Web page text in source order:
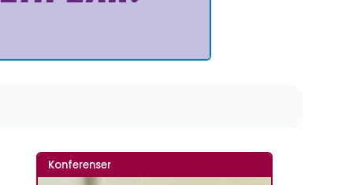
Konferenser